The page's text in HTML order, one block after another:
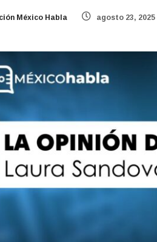
México Habla agosto 23, 2025